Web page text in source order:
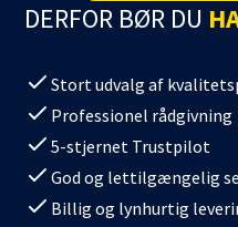
DERFOR BØR DU
Stort udvalg af
Professionel rådgivning
5-stjernet Trustpilot
God og lettilgængelig
Billig og lynhurtig